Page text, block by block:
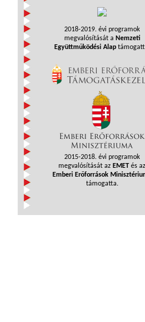
2018-2019. évi programok
megvalósítását a Nemzeti
Együttműködési Alap
2015-2018. évi programok
megvalósítását az EMET és az
Emberi Erőforrások
támogatta.